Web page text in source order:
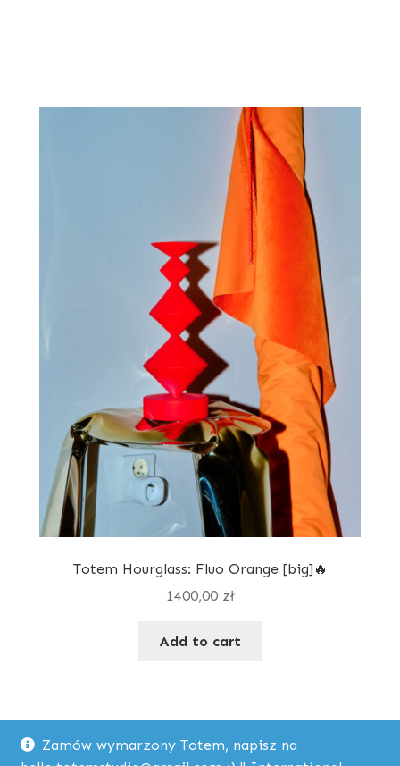
Totem Hourglass: Fluo Orange [big]🔥
1400,00 zł
Add to cart
Zamów wymarzony Totem, napisz na